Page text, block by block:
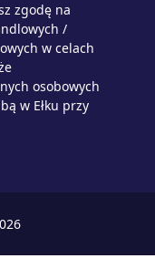
zgodę na
/
w celach
osobowych
w Ełku przy